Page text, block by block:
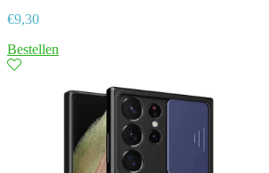
€9,30
Bestellen